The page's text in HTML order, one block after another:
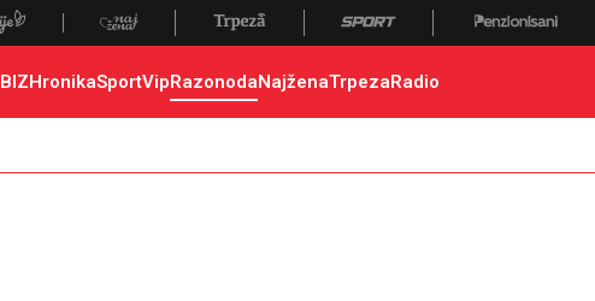
BIZHronikaSportVipRazonodaNajženaTrpezaRadio